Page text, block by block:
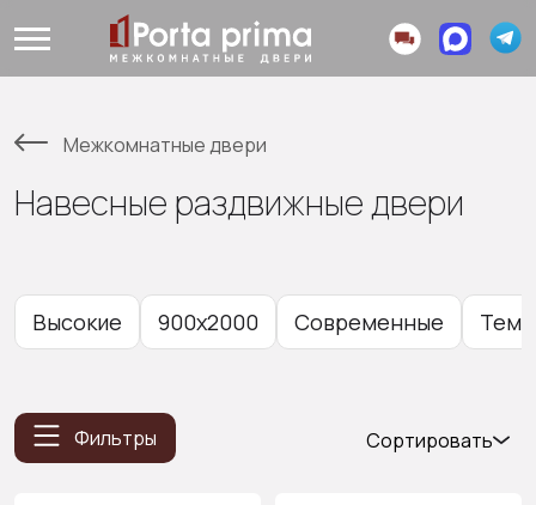
Межкомнатные двери
Навесные раздвижные двери
Высокие 900x2000 Современные
Фильтры
Сортировать